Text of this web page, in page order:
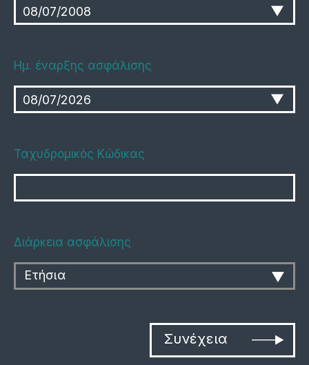
Ημ. έναρξης ασφάλισης
Ταχυδρομικός Κώδικας
Διάρκεια ασφάλισης
Ετήσια
Συνέχεια